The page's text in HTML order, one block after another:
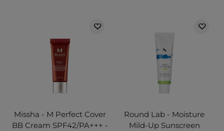
Missha - M Perfect Cover
BB Cream SPF42/PA+++ -
Round Lab - Moisture
Mild-Up Sunscreen